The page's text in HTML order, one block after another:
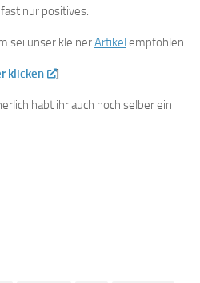
nur positives.
sei unser kleinerArtikel empfohlen.
klicken ]
habt ihr auch noch selber ein